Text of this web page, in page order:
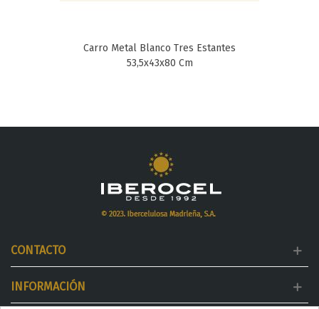
Carro Metal Blanco Tres Estantes
53,5x43x80 Cm
CONTACTO
INFORMACIÓN